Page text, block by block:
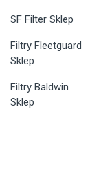
SF Filter Sklep
Filtry Fleetguard
Sklep
Filtry Baldwin
Sklep